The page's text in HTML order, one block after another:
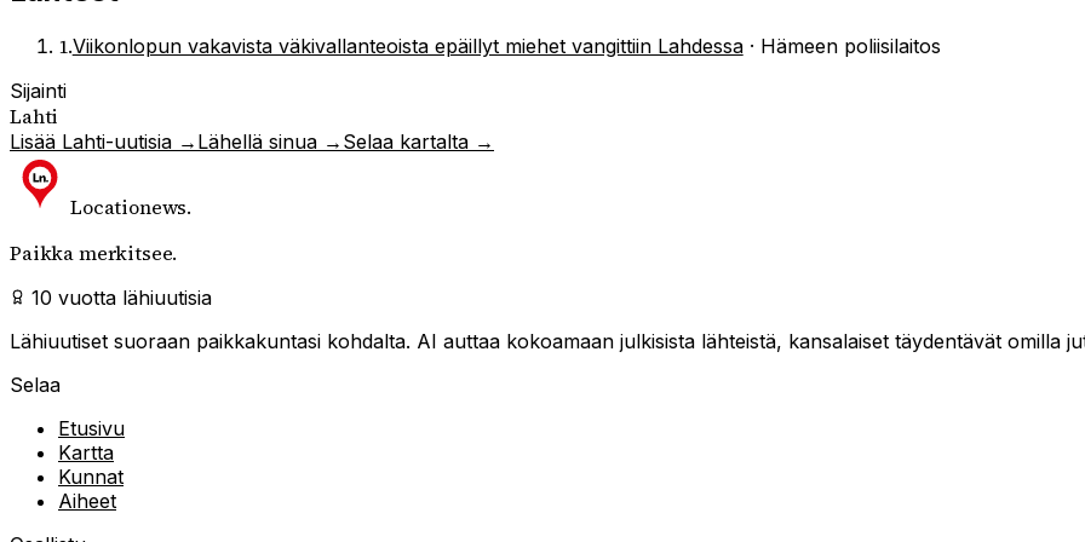
1.Viikonlopun vakavista väkivallanteoista epäillyt miehet vangittiin Lahdessa· Hämeen poliisilaitos
Sijainti
Lahti
Lisää Lahti-uutisia → Lähellä sinua → Selaa kartalta →
Locationews.
Paikka merkitsee.
10 vuotta lähiuutisia
Lähiuutiset suoraan paikkakuntasi kohdalta. AI auttaa kokoamaan julkisista lähteistä, kansalaiset täydentävät omilla
Selaa
Etusivu
Kartta
Kunnat
Aiheet